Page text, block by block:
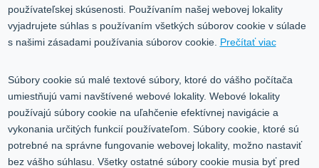
Služby
Kontakt
Blog
Kontakt
Volgogradská 9, 08001 Prešov
0917 353 303
predajna@inco-ag.sk
používateľskej skúsenosti. Používaním našej webovej lokality
vyjadrujete súhlas s používaním všetkých súborov cookie v súlade
s našimi zásadami používania súborov cookie. Prečítať viac
Súbory cookie sú malé textové súbory, ktoré do vášho počítača
umiestňujú vami navštívené webové lokality. Webové lokality
používajú súbory cookie na uľahčenie efektívnej navigácie a
vykonania určitých funkcií používateľom. Súbory cookie, ktoré sú
potrebné na správne fungovanie webovej lokality, možno nastaviť
bez vášho súhlasu. Všetky ostatné súbory cookie musia byť pred